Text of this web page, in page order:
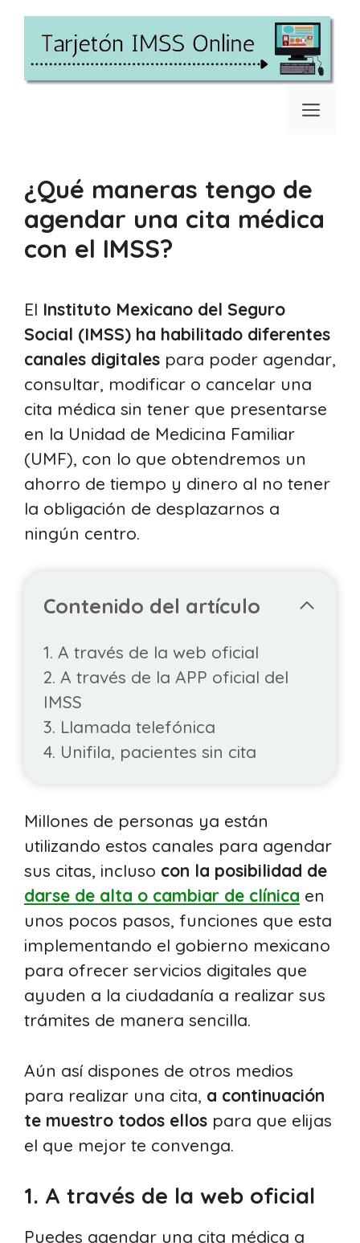
Saltar
contenido
¿Qué maneras tengo de
agendar una cita médica
con el IMSS?
El Instituto Mexicano del Seguro
Social (IMSS) ha habilitado diferentes
canales digitales para poder agendar,
consultar, modificar o cancelar una
cita médica sin tener que presentarse
en la Unidad de Medicina Familiar
(UMF), con lo que obtendremos un
ahorro de tiempo y dinero al no tener
la obligación de desplazarnos a
ningún centro.
Contenido del artículo
1. A través de la web oficial
2. A través de la APP oficial del
IMSS
3. Llamada telefónica
4. Unifila, pacientes sin cita
Millones de personas ya están
utilizando estos canales para agendar
sus citas, incluso con la posibilidad de
darse de alta o cambiar de clínica en
unos pocos pasos, funciones que esta
implementando el gobierno mexicano
para ofrecer servicios digitales que
ayuden a la ciudadanía a realizar sus
trámites de manera sencilla.
Aún así dispones de otros medios
para realizar una cita, a continuación
te muestro todos ellos para que elijas
el que mejor te convenga.
1. A través de la web oficial
Puedes agendar una cita médica a